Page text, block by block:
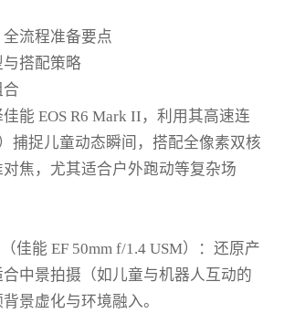
流程准备要点
与搭配策略
合
能 EOS R6 Mark II，利用其高速连
捕捉儿童动态瞬间，搭配全像素双核
对焦，尤其适合户外跑动等复杂场
佳能 EF 50mm f/1.4 USM）：还原产
中景拍摄（如儿童与机器人互动的
景虚化与环境融入。